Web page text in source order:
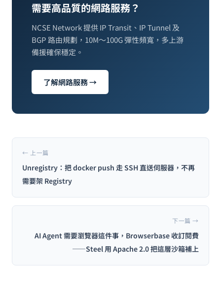
需要高品質的網路服務？
NCSE Network 提供 IP Transit、IP Tunnel 及
BGP 路由規劃，10M～100G 彈性頻寬，多上游
備援確保穩定。
了解網路服務 →
← 上一篇
Unregistry：把 docker push 走 SSH 直送伺服器，不再
需要架 Registry
下一篇 →
AI Agent 需要瀏覽器這件事，Browserbase 收訂閱費
——Steel 用 Apache 2.0 把這層沙箱補上